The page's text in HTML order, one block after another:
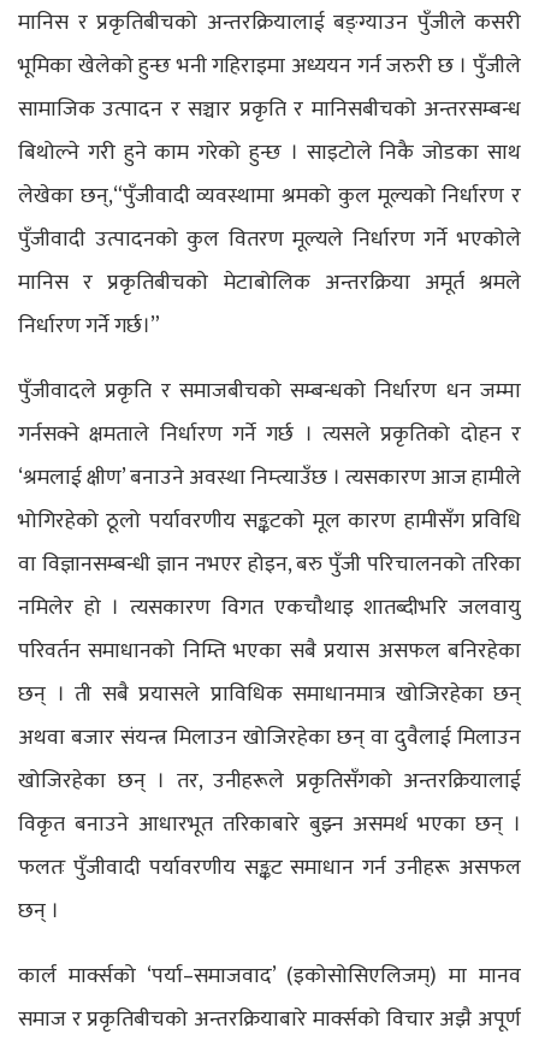
मानिस र प्रकृतिबीचको अन्तरक्रियालाई बङ्ग्याउन पुँजीले कसरी
भूमिका खेलेको हुन्छ भनी गहिराइमा अध्ययन गर्न जरुरी छ । पुँजीले
सामाजिक उत्पादन र सञ्चार प्रकृति र मानिसबीचको अन्तरसम्बन्ध
बिथोल्ने गरी हुने काम गरेको हुन्छ । साइटोले निकै जोडका साथ
लेखेका छन्,“पुँजीवादी व्यवस्थामा श्रमको कुल मूल्यको निर्धारण र
पुँजीवादी उत्पादनको कुल वितरण मूल्यले निर्धारण गर्ने भएकोले
मानिस र प्रकृतिबीचको मेटाबोलिक अन्तरक्रिया अमूर्त श्रमले
निर्धारण गर्ने गर्छ।”
पुँजीवादले प्रकृति र समाजबीचको सम्बन्धको निर्धारण धन जम्मा
गर्नसक्ने क्षमताले निर्धारण गर्ने गर्छ । त्यसले प्रकृतिको दोहन र
‘श्रमलाई क्षीण’ बनाउने अवस्था निम्त्याउँछ । त्यसकारण आज हामीले
भोगिरहेको ठूलो पर्यावरणीय सङ्कटको मूल कारण हामीसँग प्रविधि
वा विज्ञानसम्बन्धी ज्ञान नभएर होइन, बरु पुँजी परिचालनको तरिका
नमिलेर हो । त्यसकारण विगत एकचौथाइ शातब्दीभरि जलवायु
परिवर्तन समाधानको निम्ति भएका सबै प्रयास असफल बनिरहेका
छन् । ती सबै प्रयासले प्राविधिक समाधानमात्र खोजिरहेका छन्
अथवा बजार संयन्त्र मिलाउन खोजिरहेका छन् वा दुवैलाई मिलाउन
खोजिरहेका छन् । तर, उनीहरूले प्रकृतिसँगको अन्तरक्रियालाई
विकृत बनाउने आधारभूत तरिकाबारे बुझ्न असमर्थ भएका छन् ।
फलतः पुँजीवादी पर्यावरणीय सङ्कट समाधान गर्न उनीहरू असफल
छन् ।
कार्ल मार्क्सको ‘पर्या–समाजवाद’ (इकोसोसिएलिजम्) मा मानव
समाज र प्रकृतिबीचको अन्तरक्रियाबारे मार्क्सको विचार अझै अपूर्ण